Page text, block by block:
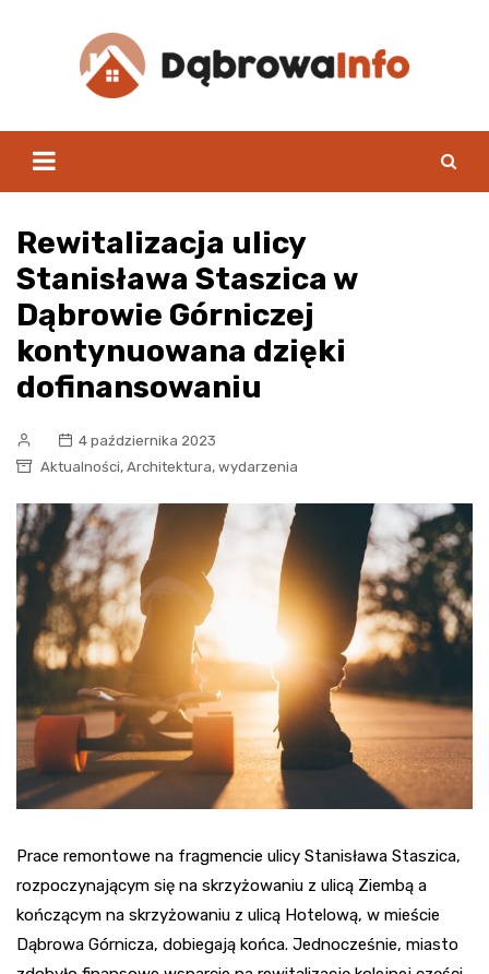
Rewitalizacja ulicy
Stanisława Staszica w
Dąbrowie Górniczej
kontynuowana dzięki
dofinansowaniu
4 października 2023
Aktualności, Architektura, wydarzenia
Prace remontowe na fragmencie ulicy Stanisława Staszica,
rozpoczynającym się na skrzyżowaniu z ulicą Ziembą a
kończącym na skrzyżowaniu z ulicą Hotelową, w mieście
Dąbrowa Górnicza, dobiegają końca. Jednocześnie, miasto